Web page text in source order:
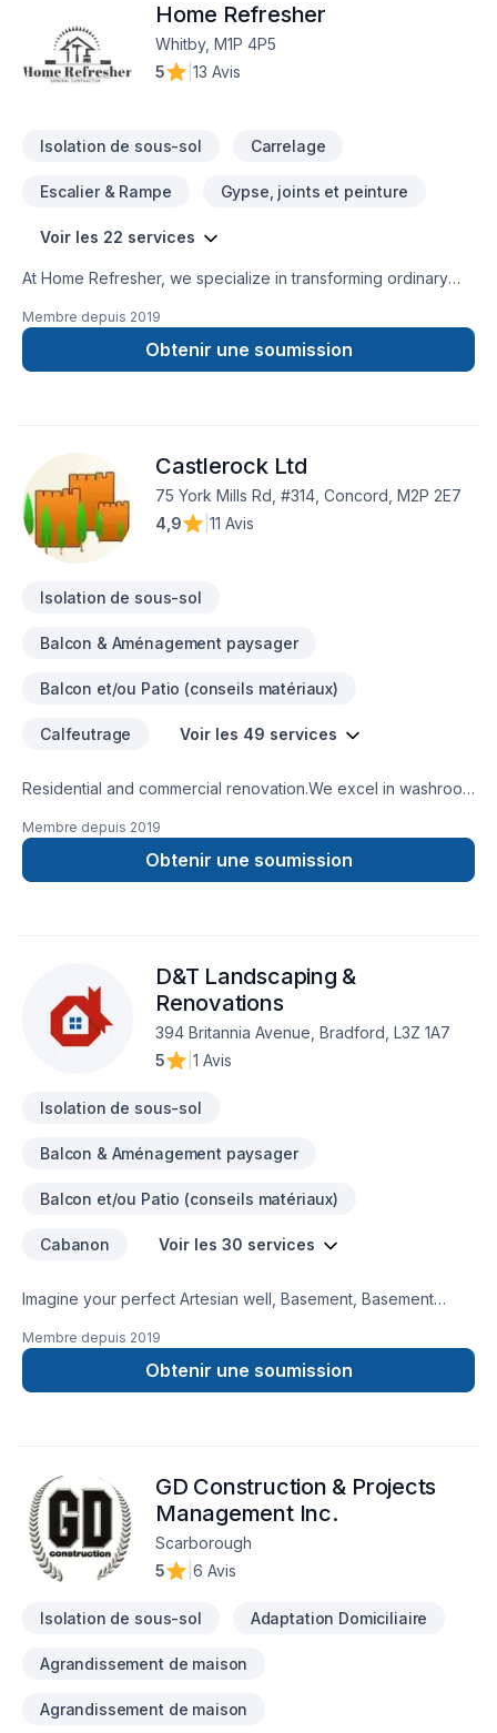
Home Refresher
Whitby, M1P 4P5
5
13 Avis
Isolation de sous-sol Carrelage
Escalier & Rampe Gypse, joints et peinture
Voir les 22 services
At Home Refresher, we specialize in transforming ordinary
unique style and meet your family's evolving needs. With
over 10+ years of experience in residential renovation, our
skilled craftsmen and designers work hand-in-hand with you
sizes with meticulous attention to detail. Please contact us
today for a free estimate, thank you.
Membre depuis 2019
Obtenir une soumission
Castlerock Ltd
75 York Mills Rd, #314, Concord, M2P 2E7
4,9
11 Avis
Isolation de sous-sol
Balcon & Aménagement paysager
Balcon et/ou Patio (conseils matériaux)
Calfeutrage Voir les 49 services
Residential and commercial renovation.We excel in washroom
Membre depuis 2019
Obtenir une soumission
D&T Landscaping &
Renovations
394 Britannia Avenue, Bradford, L3Z 1A7
5
1 Avis
Isolation de sous-sol
Balcon & Aménagement paysager
Balcon et/ou Patio (conseils matériaux)
Cabanon Voir les 30 services
Imagine your perfect Artesian well, Basement, Basement
Demolition, Exterior painting, Flooring, Gypsum, Kitchen,
Landscaping plan, Masonry, Painting, Paving stones, Pool,
Siding, Stone wall, Tiling, Transport project — now let D&T
questions? Let’s talk about your ideas and find the perfect
solution.
Membre depuis 2019
Obtenir une soumission
GD Construction & Projects
Management Inc.
Scarborough
5
6 Avis
Isolation de sous-sol Adaptation Domiciliaire
Agrandissement de maison
Agrandissement de maison